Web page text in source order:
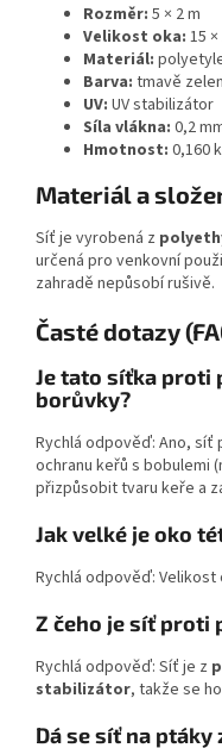
Rozměr: 5 × 2 m
Velikost oka: 15
Materiál:
Barva: tmavě
UV: UV stabilizátor
Síla vlákna: 0,2
Hmotnost: 0,160
Materiál a
Síť je vyrobená z
určená pro venkovní
zahradě nepůsobí rušivě.
Časté dotazy
Je tato síťka proti
borůvky?
Rychlá odpověď: Ano,
ochranu keřů s bobulemi
přizpůsobit tvaru keře a
Jak velké je oko
Rychlá odpověď: Velikost
Z čeho je síť proti
Rychlá odpověď: Síť je z
stabilizátor, takže se
Dá se síť na